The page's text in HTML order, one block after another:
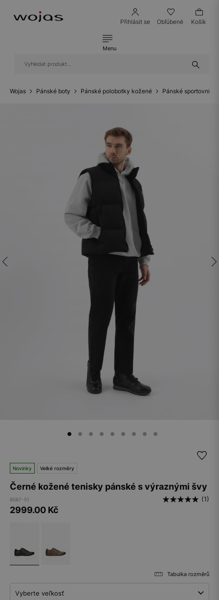
Přihlásit se Obľúbené Košík
Menu
Wojas Pánské boty Pánské polobotky kožené Pánské sportovní
Novinky Velké rozměry
Černé kožené tenisky pánské s výraznými švy
8087-51 (1)
2999.00 Kč
Tabulka rozměrů
Vyberte veľkosť